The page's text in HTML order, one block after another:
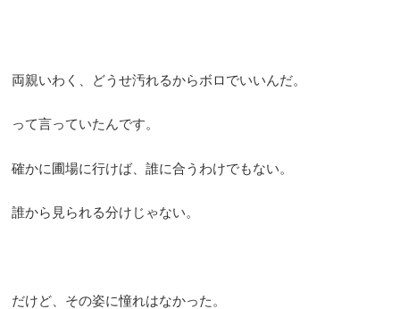
両親いわく、どうせ汚れるからボロでいいんだ。
って言っていたんです。
確かに圃場に行けば、誰に合うわけでもない。
誰から見られる分けじゃない。
だけど、その姿に憧れはなかった。